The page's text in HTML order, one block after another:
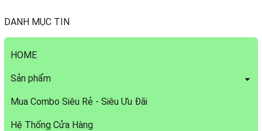
DANH MỤC TIN
HOME
Sản phẩm
Mua Combo Siêu Rẻ - Siêu Ưu Đãi
Hệ Thống Cửa Hàng